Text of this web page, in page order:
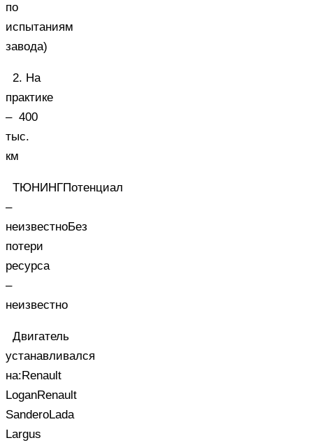
по
испытаниям
завода)
2. На
практике
– 400
тыс.
км
ТЮНИНГПотенциал
–
неизвестноБез
потери
ресурса
–
неизвестно
Двигатель
устанавливался
на:Renault
LoganRenault
SanderoLada
Largus